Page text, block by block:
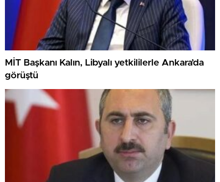
MİT Başkanı Kalın, Libyalı yetkililerle Ankara’da
görüştü